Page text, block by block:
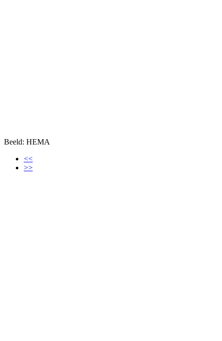
Beeld: HEMA
<<
>>